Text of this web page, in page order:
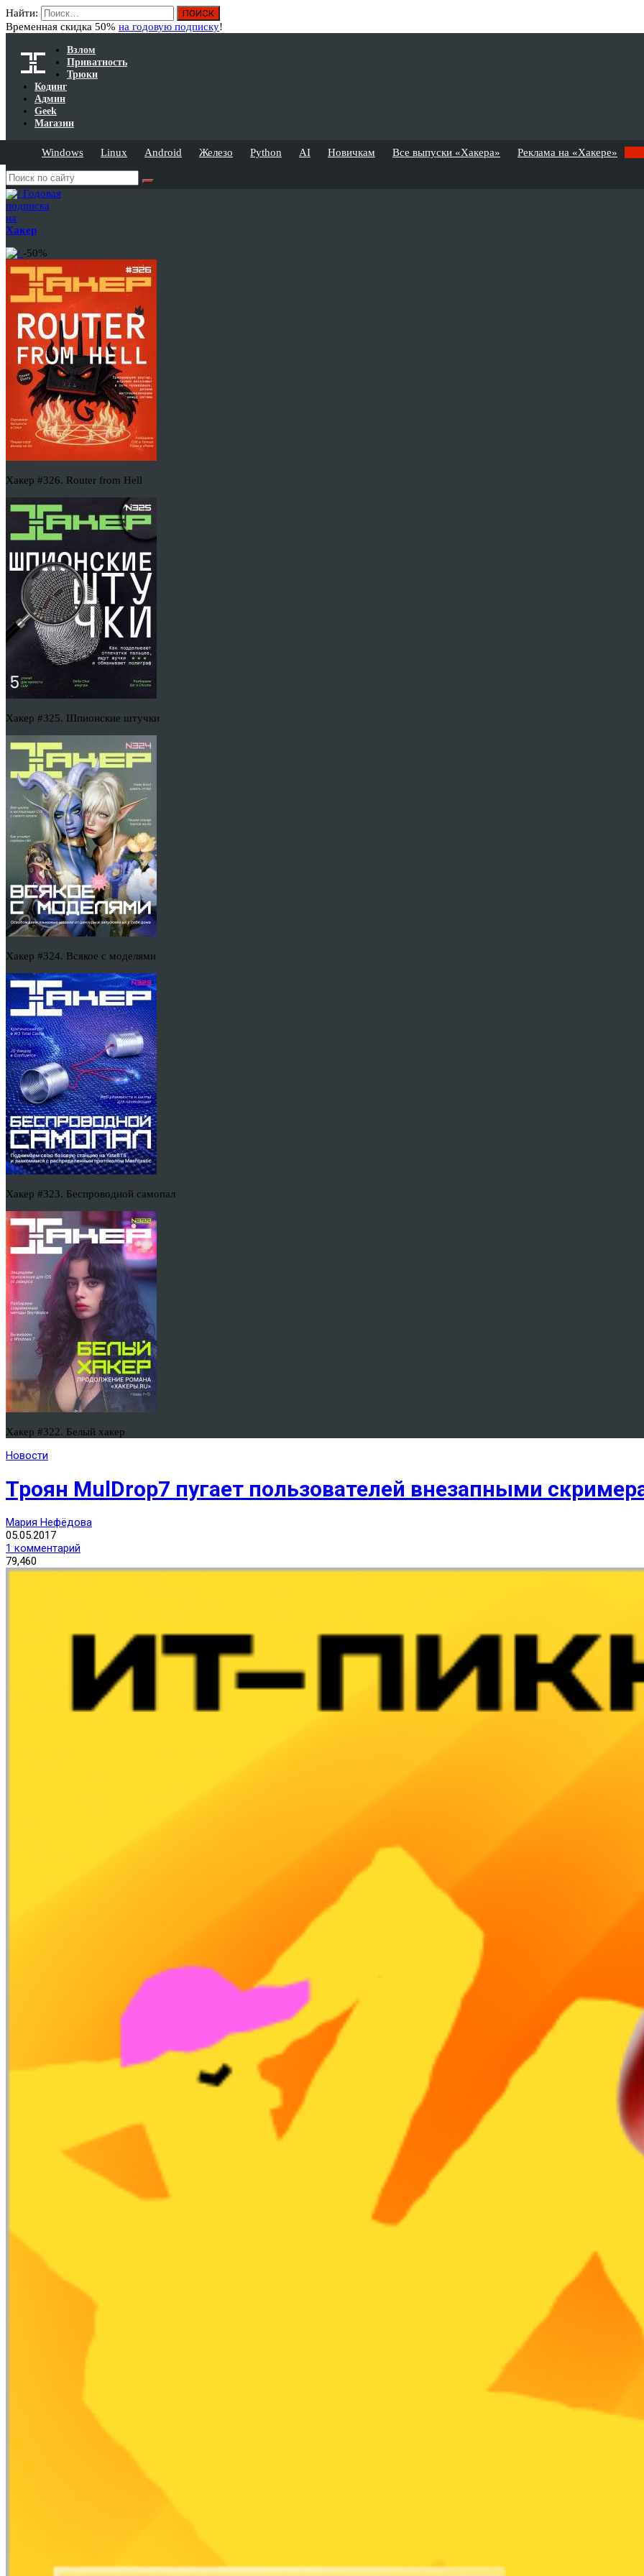
Найти:
Временная скидка 50% на годовую подписку!
Взлом
Приватность
Трюки
Кодинг
Админ
Geek
Магазин
Windows Linux Android Железо Python AI Новичкам Все выпуски «Хакера» Реклама на «Хакере»
Годовая
подписка
на
Хакер
-50%
Хакер #326. Router from Hell
Хакер #325. Шпионские штучки
Хакер #324. Всякое с моделями
Хакер #323. Беспроводной самопал
Хакер #322. Белый хакер
Новости
Троян MulDrop7 пугает пользователей внезапными
Мария Нефёдова
05.05.2017
1 комментарий
79,460